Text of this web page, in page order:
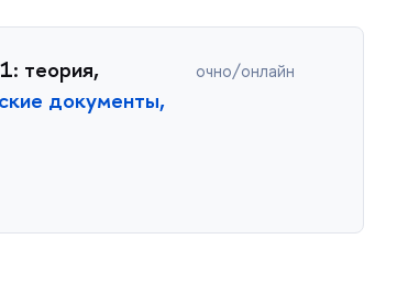
теория,
документы,
очно/онлайн